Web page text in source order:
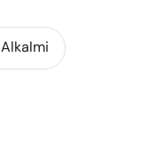
Alkalmi